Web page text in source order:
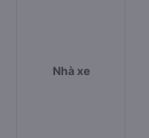
Nhà xe